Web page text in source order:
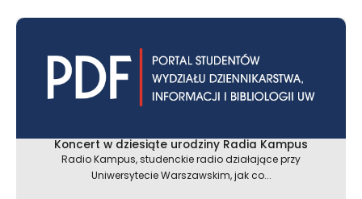
Koncert w dziesiąte urodziny Radia Kampus
Radio Kampus, studenckie radio działające przy
Uniwersytecie Warszawskim, jak co...